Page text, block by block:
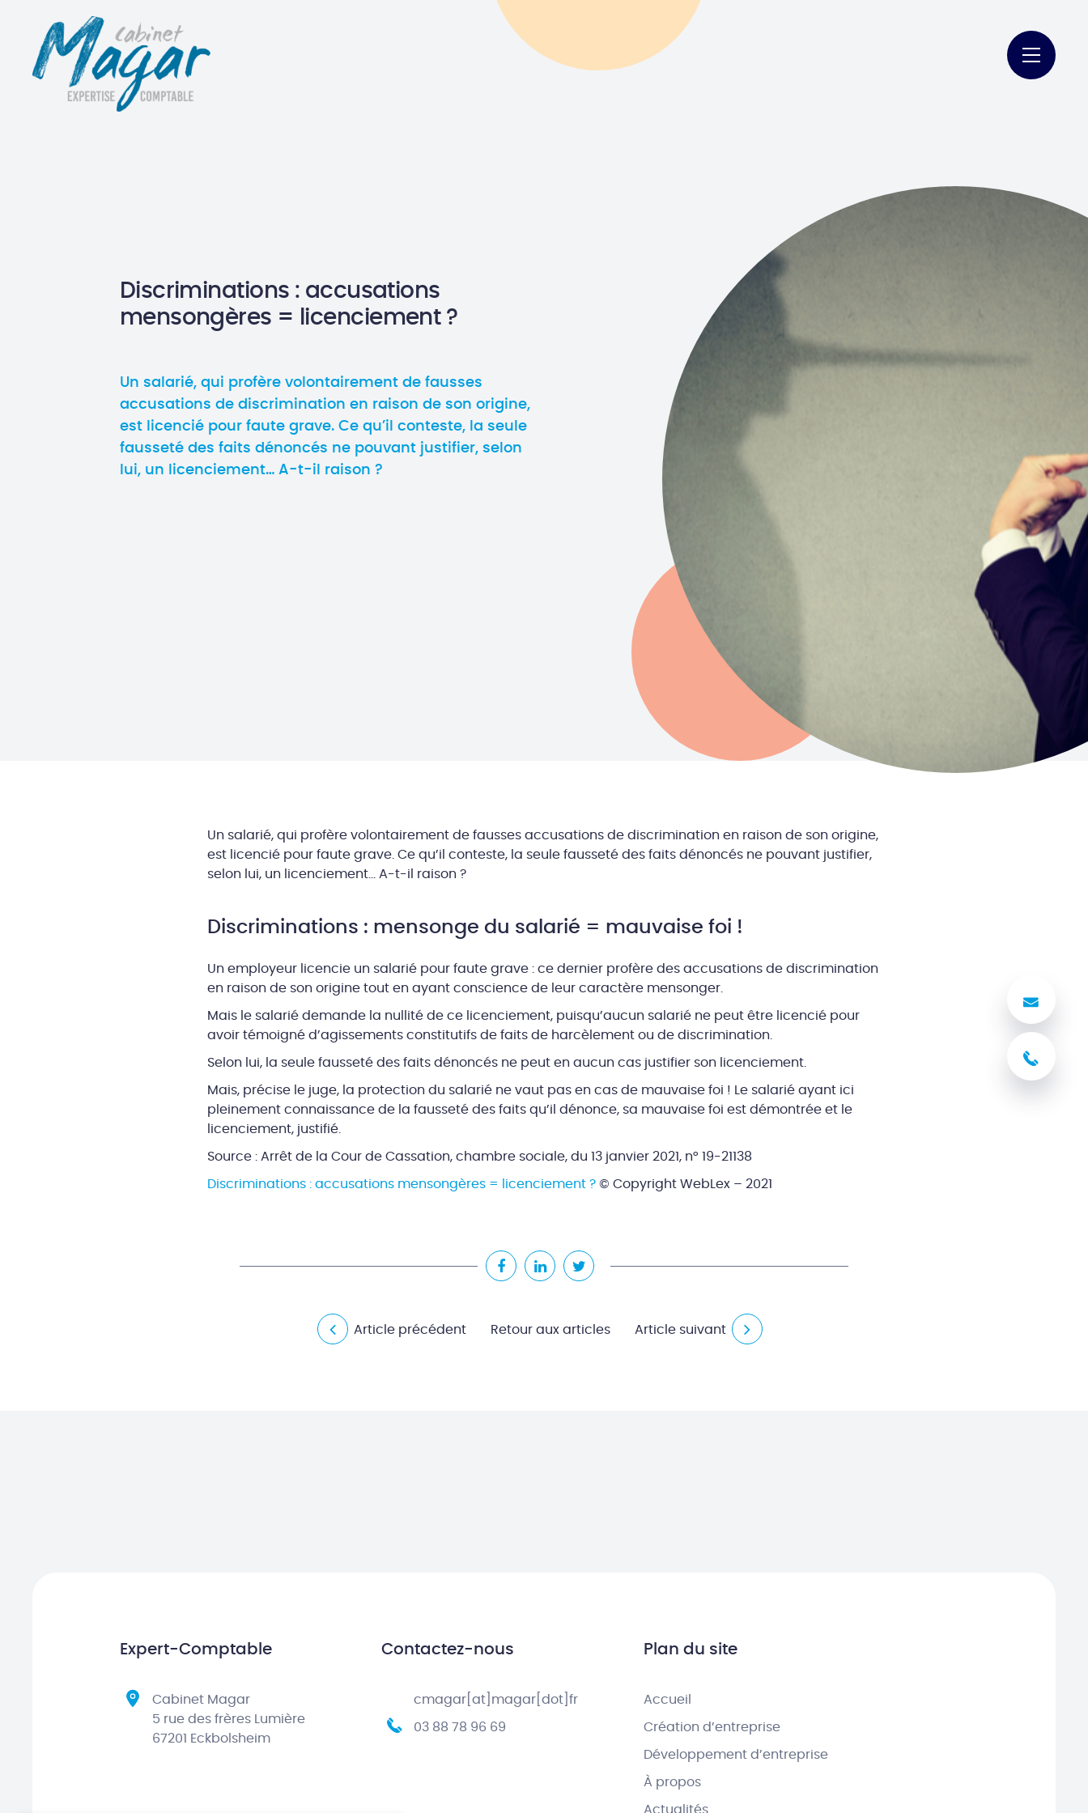
Discriminations : accusations
mensongères = licenciement ?
Un salarié, qui profère volontairement de fausses
accusations de discrimination en raison de son origine,
est licencié pour faute grave. Ce qu’il conteste, la seule
fausseté des faits dénoncés ne pouvant justifier, selon
lui, un licenciement… A-t-il raison ?
Un salarié, qui profère volontairement de fausses accusations de discrimination en raison de son origine,
est licencié pour faute grave. Ce qu’il conteste, la seule fausseté des faits dénoncés ne pouvant justifier,
selon lui, un licenciement… A-t-il raison ?
Discriminations : mensonge du salarié = mauvaise foi !
Un employeur licencie un salarié pour faute grave : ce dernier profère des accusations de discrimination
en raison de son origine tout en ayant conscience de leur caractère mensonger.
Mais le salarié demande la nullité de ce licenciement, puisqu’aucun salarié ne peut être licencié pour
avoir témoigné d’agissements constitutifs de faits de harcèlement ou de discrimination.
Selon lui, la seule fausseté des faits dénoncés ne peut en aucun cas justifier son licenciement.
Mais, précise le juge, la protection du salarié ne vaut pas en cas de mauvaise foi ! Le salarié ayant ici
pleinement connaissance de la fausseté des faits qu’il dénonce, sa mauvaise foi est démontrée et le
licenciement, justifié.
Source : Arrêt de la Cour de Cassation, chambre sociale, du 13 janvier 2021, n° 19-21138
Discriminations : accusations mensongères = licenciement ?© Copyright WebLex – 2021
Article précédent Retour aux articles Article suivant
Expert-Comptable
Cabinet Magar
5 rue des frères Lumière
67201 Eckbolsheim
Contactez-nous
cmagar[at]magar[dot]fr
03 88 78 96 69
Plan du site
Accueil
Création d’entreprise
Développement d’entreprise
À propos
Actualités